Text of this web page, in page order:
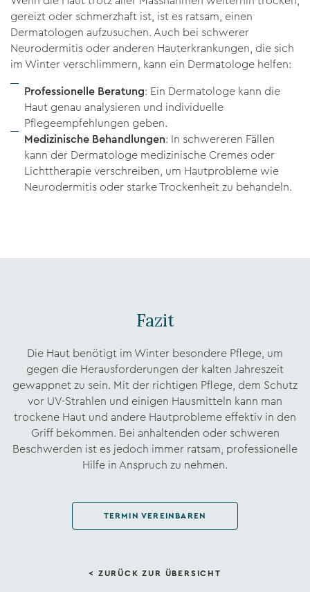
gereizt oder schmerzhaft ist, ist es ratsam, einen
Dermatologen aufzusuchen. Auch bei schwerer
Neurodermitis oder anderen Hauterkrankungen, die sich
im Winter verschlimmern, kann ein Dermatologe helfen:
Professionelle Beratung: Ein Dermatologe kann die
Haut genau analysieren und individuelle
Pflegeempfehlungen geben.
Medizinische Behandlungen: In schwereren Fällen
kann der Dermatologe medizinische Cremes oder
Lichttherapie verschreiben, um Hautprobleme wie
Neurodermitis oder starke Trockenheit zu behandeln.
Fazit
Die Haut benötigt im Winter besondere Pflege, um
gegen die Herausforderungen der kalten Jahreszeit
gewappnet zu sein. Mit der richtigen Pflege, dem Schutz
vor UV-Strahlen und einigen Hausmitteln kann man
trockene Haut und andere Hautprobleme effektiv in den
Griff bekommen. Bei anhaltenden oder schweren
Beschwerden ist es jedoch immer ratsam, professionelle
Hilfe in Anspruch zu nehmen.
TERMIN VEREINBAREN
< ZURÜCK ZUR ÜBERSICHT